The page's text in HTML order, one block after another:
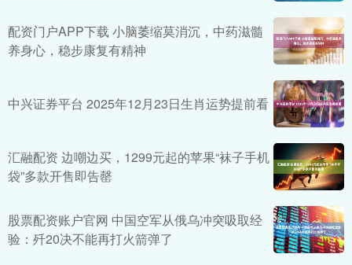
配资门户APP下载 小脑萎缩莫消沉，中药滋髓
养身心，稳步康复有精神
中兴证券平台 2025年12月23日生肖运势提前看
汇融配资 边嘲边买，1299元起的苹果“袜子手机
袋”多款开售即告罄
股票配资账户官网 中国空军从俄乌冲突吸取经
验：歼20决不能再打火箭弹了